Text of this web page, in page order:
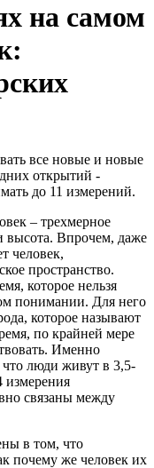
на самом
все новые и новые
открытий -
до 11 измерений.
– трехмерное
высота. Впрочем, даже
человек,
пространство.
которое нельзя
понимании. Для него
которое называют
по крайней мере
Именно
люди живут в 3,5-
связаны между
в том, что
почему же человек их